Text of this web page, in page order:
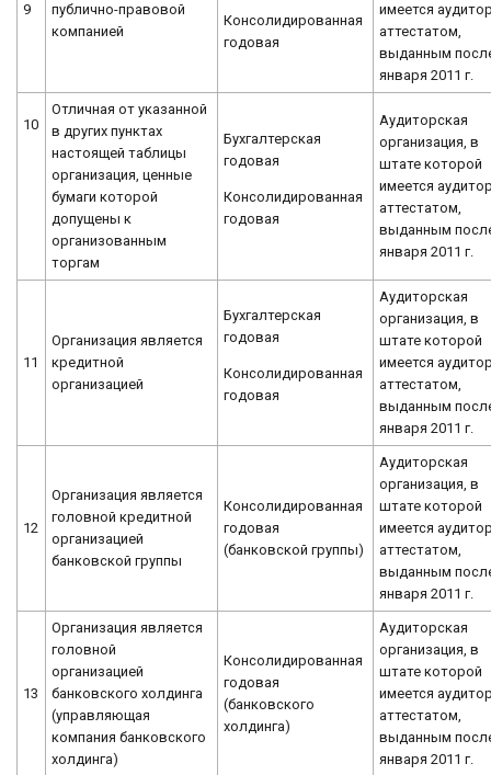
9
публично-правовой
компанией
Консолидированная
годовая
имеется
аттестатом,
выданным
января 2011 г.
10
Отличная от указанной
в других пунктах
настоящей таблицы
организация, ценные
бумаги которой
допущены к
организованным
торгам
Бухгалтерская
годовая
Консолидированная
годовая
Аудиторская
организация, в
штате которой
имеется
аттестатом,
выданным
января 2011 г.
11
Организация является
кредитной
организацией
Бухгалтерская
годовая
Консолидированная
годовая
Аудиторская
организация, в
штате которой
имеется
аттестатом,
выданным
января 2011 г.
12
Организация является
головной кредитной
организацией
банковской группы
Консолидированная
годовая
(банковской группы)
Аудиторская
организация, в
штате которой
имеется
аттестатом,
выданным
января 2011 г.
13
Организация является
головной
организацией
банковского холдинга
(управляющая
компания банковского
холдинга)
Консолидированная
годовая
(банковского
холдинга)
Аудиторская
организация, в
штате которой
имеется
аттестатом,
выданным
января 2011 г.